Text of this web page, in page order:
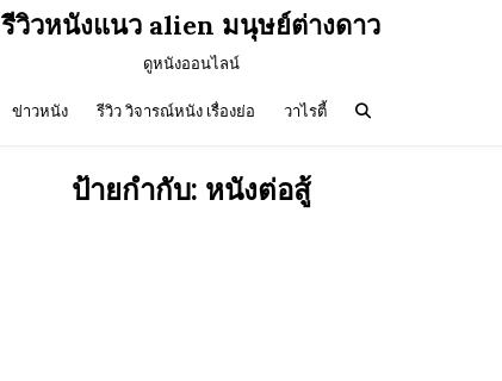
รีวิวหนังแนว alien มนุษย์ต่างดาว
ดูหนังออนไลน์
ข่าวหนัง รีวิว วิจารณ์หนัง เรื่องย่อ วาไรตี้
ป้ายกำกับ: หนังต่อสู้